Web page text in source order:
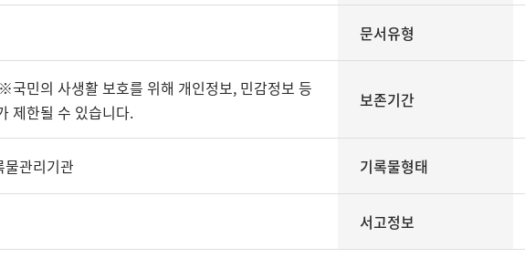
문서유형
제한될 수 있습니다.
보존기간
물관리기관 기록물형태
서고정보